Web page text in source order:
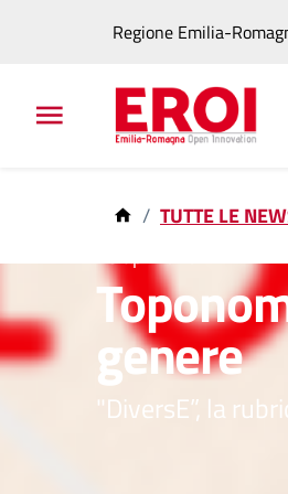
Regione Emilia-
TUTTE LE
28 apr 2026
genere
"DiversE”, la